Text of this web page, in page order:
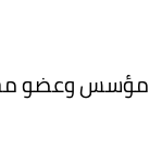
مؤسس وعضو